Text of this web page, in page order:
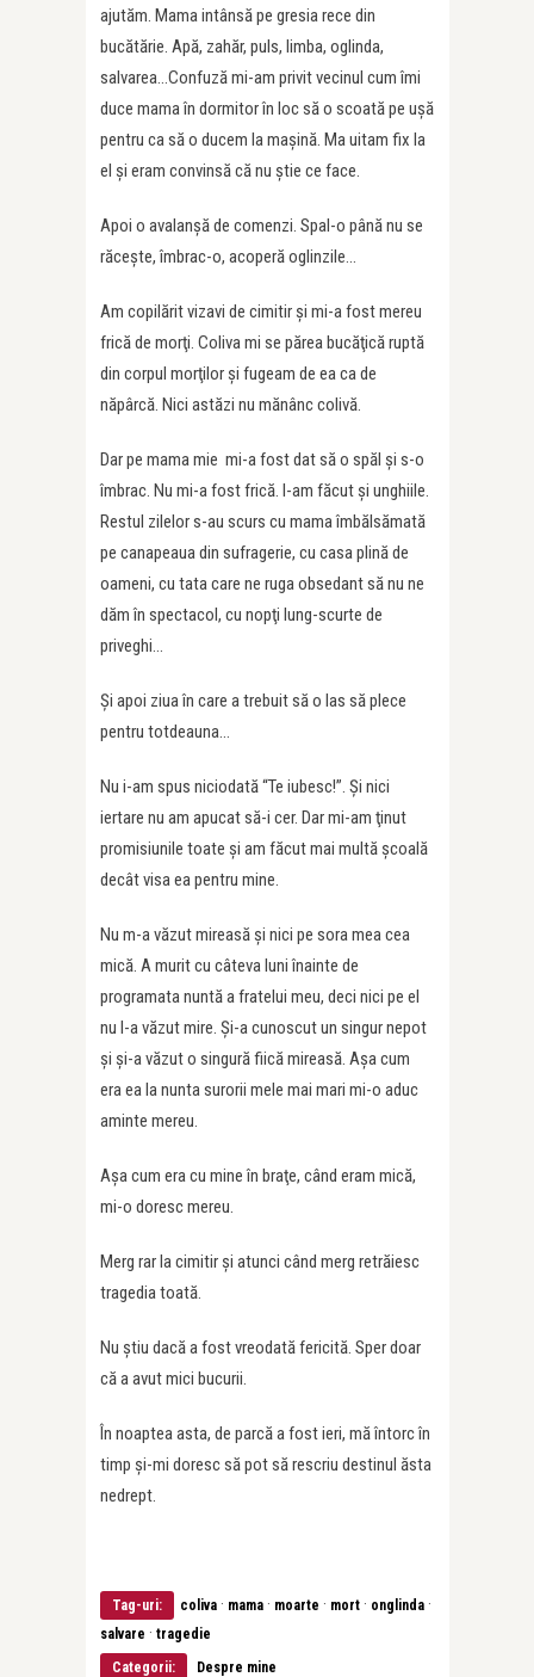
ajutăm. Mama intânsă pe gresia rece din
bucătărie. Apă, zahăr, puls, limba, oglinda,
salvarea…Confuză mi-am privit vecinul cum îmi
duce mama în dormitor în loc să o scoată pe uşă
pentru ca să o ducem la maşină. Ma uitam fix la
el şi eram convinsă că nu ştie ce face.
Apoi o avalanşă de comenzi. Spal-o până nu se
răceşte, îmbrac-o, acoperă oglinzile…
Am copilărit vizavi de cimitir şi mi-a fost mereu
frică de morţi. Coliva mi se părea bucăţică ruptă
din corpul morţilor şi fugeam de ea ca de
năpârcă. Nici astăzi nu mănânc colivă.
Dar pe mama mie mi-a fost dat să o spăl şi s-o
îmbrac. Nu mi-a fost frică. I-am făcut şi unghiile.
Restul zilelor s-au scurs cu mama îmbălsămată
pe canapeaua din sufragerie, cu casa plină de
oameni, cu tata care ne ruga obsedant să nu ne
dăm în spectacol, cu nopţi lung-scurte de
priveghi…
Şi apoi ziua în care a trebuit să o las să plece
pentru totdeauna…
Nu i-am spus niciodată “Te iubesc!”. Şi nici
iertare nu am apucat să-i cer. Dar mi-am ţinut
promisiunile toate şi am făcut mai multă şcoală
decât visa ea pentru mine.
Nu m-a văzut mireasă şi nici pe sora mea cea
mică. A murit cu câteva luni înainte de
programata nuntă a fratelui meu, deci nici pe el
nu l-a văzut mire. Şi-a cunoscut un singur nepot
şi şi-a văzut o singură fiică mireasă. Aşa cum
era ea la nunta surorii mele mai mari mi-o aduc
aminte mereu.
Aşa cum era cu mine în braţe, când eram mică,
mi-o doresc mereu.
Merg rar la cimitir şi atunci când merg retrăiesc
tragedia toată.
Nu ştiu dacă a fost vreodată fericită. Sper doar
că a avut mici bucurii.
În noaptea asta, de parcă a fost ieri, mă întorc în
timp şi-mi doresc să pot să rescriu destinul ăsta
nedrept.
Tag-uri: coliva · mama · moarte · mort · onglinda ·
salvare · tragedie
Categorii:
Despre mine